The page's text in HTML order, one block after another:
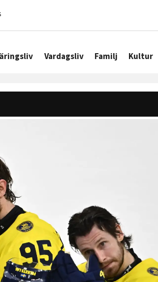
Vardagsliv Familj Kultur